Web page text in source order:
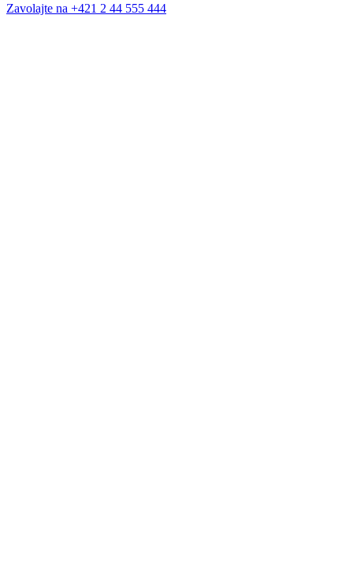
Zavolajte na +421 2 44 555 444